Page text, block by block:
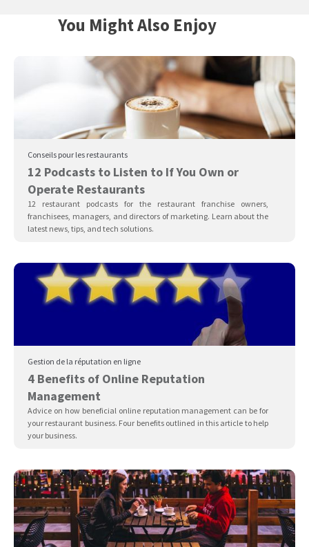
You Might Also Enjoy
Conseils pour les restaurants
12 Podcasts to Listen to If You Own or
Operate Restaurants
12 restaurant podcasts for the restaurant franchise owners,
franchisees, managers, and directors of marketing. Learn about the
latest news, tips, and tech solutions.
Gestion de la réputation en ligne
4 Benefits of Online Reputation
Management
Advice on how beneficial online reputation management can be for
your restaurant business. Four benefits outlined in this article to help
your business.